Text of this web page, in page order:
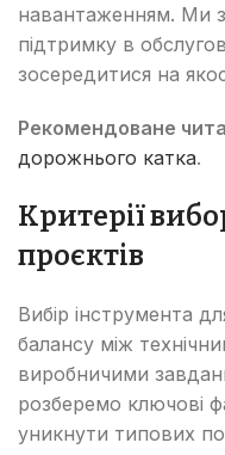
навантаженням. Ми
підтримку в
зосередитися на
Рекомендоване
дорожнього катка.
Критерії
проєктів
Вибір інструмента
балансу між
виробничими
розберемо ключові
уникнути типових